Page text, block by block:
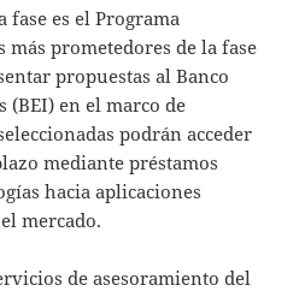
fase es el Programa
más prometedores de la fase
propuestas al Banco
(BEI) en el marco de
podrán acceder
mediante préstamos
hacia aplicaciones
mercado.
de asesoramiento del